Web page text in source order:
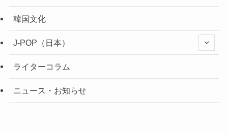
韓国文化
J-POP（日本）
ライターコラム
ニュース・お知らせ